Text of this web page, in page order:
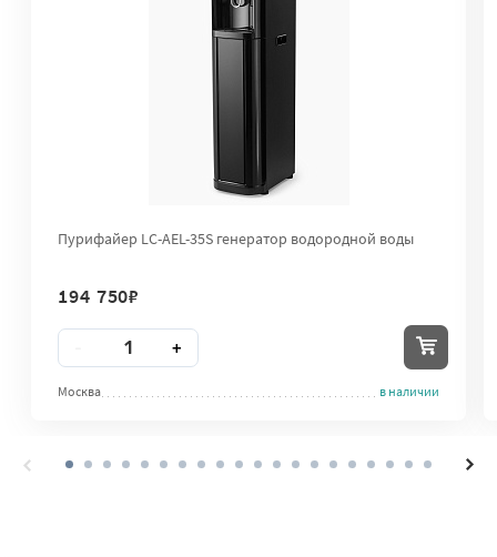
Пурифайер LC-AEL-35S генератор водородной воды
194 750₽
Количество +
Москва в наличии